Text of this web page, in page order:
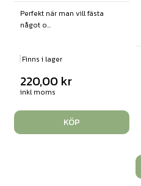
Perfekt när man vill fästa
något o...
Finns i lager
220,00 kr
inkl moms
KÖP